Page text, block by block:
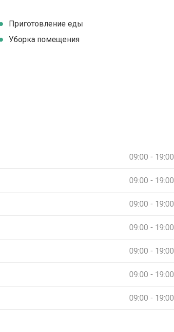
Приготовление еды
Уборка помещения
09:00 - 19:00
09:00 - 19:00
09:00 - 19:00
09:00 - 19:00
09:00 - 19:00
09:00 - 19:00
09:00 - 19:00